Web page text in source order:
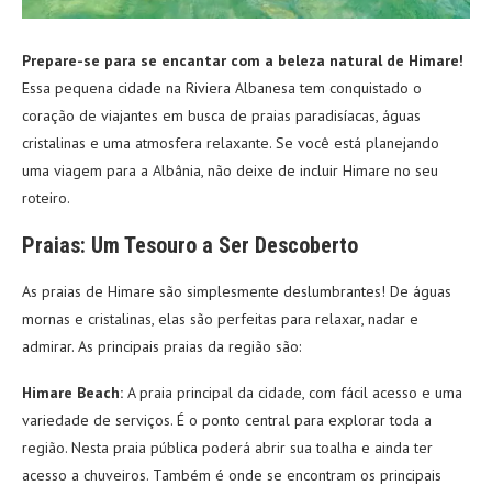
Prepare-se para se encantar com a beleza natural de Himare!
Essa pequena cidade na Riviera Albanesa tem conquistado o
coração de viajantes em busca de praias paradisíacas, águas
cristalinas e uma atmosfera relaxante. Se você está planejando
uma viagem para a Albânia, não deixe de incluir Himare no seu
roteiro.
Praias: Um Tesouro a Ser Descoberto
As praias de Himare são simplesmente deslumbrantes! De águas
mornas e cristalinas, elas são perfeitas para relaxar, nadar e
admirar. As principais praias da região são:
Himare Beach: A praia principal da cidade, com fácil acesso e uma
variedade de serviços. É o ponto central para explorar toda a
região. Nesta praia pública poderá abrir sua toalha e ainda ter
acesso a chuveiros. Também é onde se encontram os principais